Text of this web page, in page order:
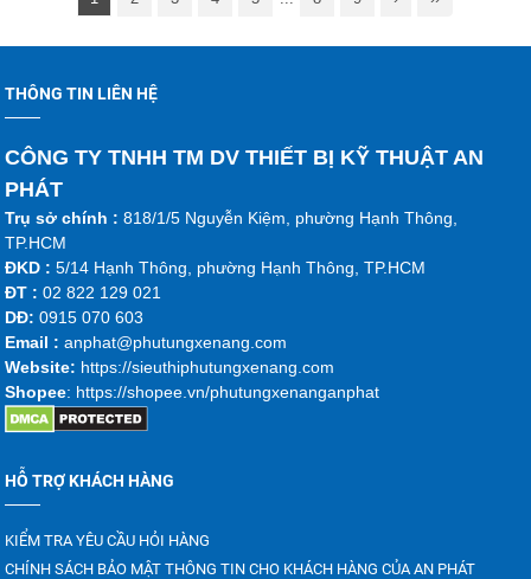
THÔNG TIN LIÊN HỆ
CÔNG TY TNHH TM DV THIẾT BỊ KỸ THUẬT AN
PHÁT
Trụ sở chính : 818/1/5 Nguyễn Kiệm, phường Hạnh Thông,
TP.HCM
ĐKD :5/14 Hạnh Thông, phường Hạnh Thông, TP.HCM
ĐT : 02 822 129 021
DĐ:0915 070 603
Email :anphat@phutungxenang.com
Website: https://sieuthiphutungxenang.com
Shopee: https://shopee.vn/phutungxenanganphat
HỖ TRỢ KHÁCH HÀNG
KIỂM TRA YÊU CẦU HỎI HÀNG
CHÍNH SÁCH BẢO MẬT THÔNG TIN CHO KHÁCH HÀNG CỦA AN PHÁT